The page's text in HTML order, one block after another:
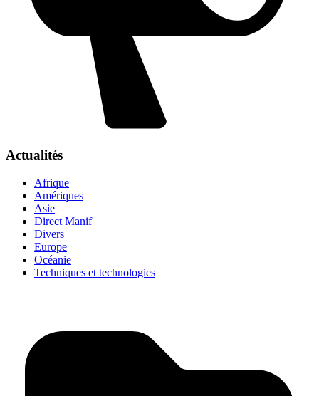
Actualités
Afrique
Amériques
Asie
Direct Manif
Divers
Europe
Océanie
Techniques et technologies